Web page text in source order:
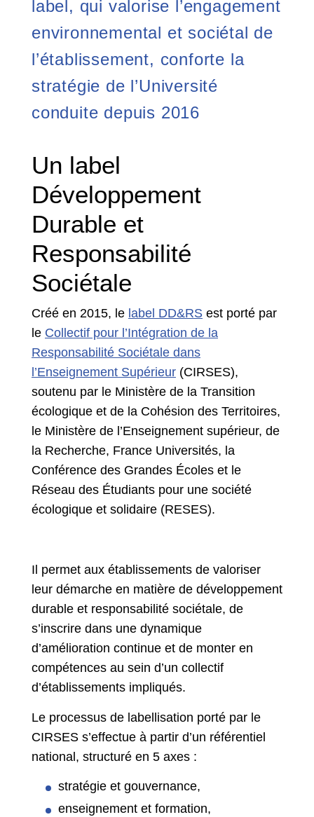
label, qui valorise l’engagement
environnemental et sociétal de
l’établissement, conforte la
stratégie de l’Université
conduite depuis 2016
Un label
Développement
Durable et
Responsabilité
Sociétale
Créé en 2015, le label DD&RS est porté par
le Collectif pour l’Intégration de la
Responsabilité Sociétale dans
l’Enseignement Supérieur (CIRSES),
soutenu par le Ministère de la Transition
écologique et de la Cohésion des Territoires,
le Ministère de l’Enseignement supérieur, de
la Recherche, France Universités, la
Conférence des Grandes Écoles et le
Réseau des Étudiants pour une société
écologique et solidaire (RESES).
Il permet aux établissements de valoriser
leur démarche en matière de développement
durable et responsabilité sociétale, de
s’inscrire dans une dynamique
d’amélioration continue et de monter en
compétences au sein d’un collectif
d’établissements impliqués.
Le processus de labellisation porté par le
CIRSES s’effectue à partir d’un référentiel
national, structuré en 5 axes :
stratégie et gouvernance,
enseignement et formation,